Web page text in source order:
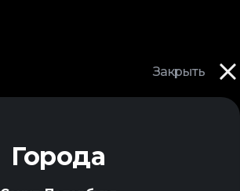
Закрыть
Города